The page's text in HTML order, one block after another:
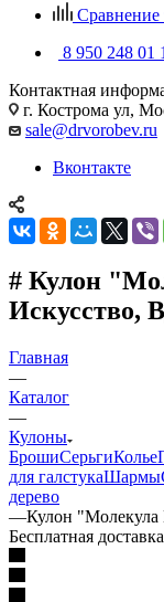
Сравнение
8 950 248 01
Контактная
г. Кострома ул,
sale@drvorobev.ru
Вконтакте
# Кулон
Искусство,
Главная
—
Каталог
—
Кулоны
БрошиСерьгиКолье
для галстукаШармы
дерево
—Кулон
Бесплатная доставка